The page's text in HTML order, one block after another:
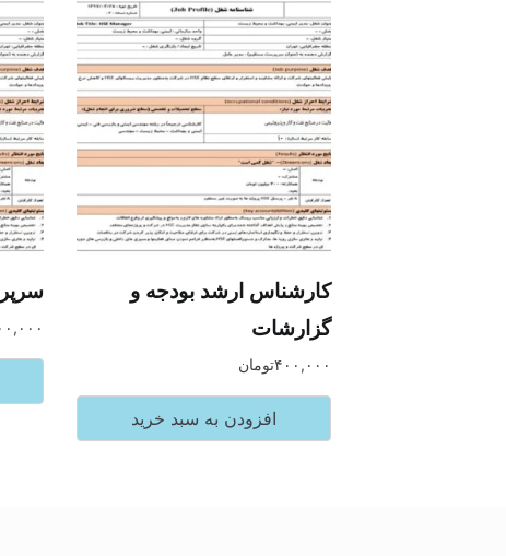
کارشناس ارشد بودجه و
گزارشات
۴۰۰,۰۰۰تومان
افزودن به سبد خرید